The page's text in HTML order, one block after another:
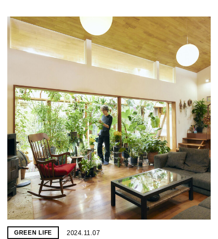
GREEN LIFE 2024.11.07